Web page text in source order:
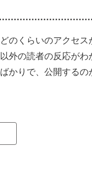
のくらいのアクセス
外の読者の反応がわ
かりで、公開するの